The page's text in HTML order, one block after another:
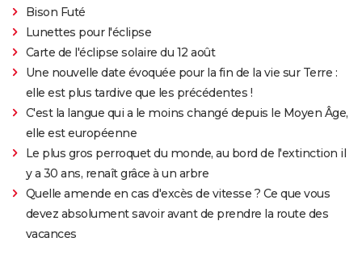
Bison Futé
Lunettes pour l'éclipse
Carte de l'éclipse solaire du 12 août
Une nouvelle date évoquée pour la fin de la vie sur Terre :
elle est plus tardive que les précédentes !
C'est la langue qui a le moins changé depuis le Moyen Âge,
elle est européenne
Le plus gros perroquet du monde, au bord de l'extinction il
y a 30 ans, renaît grâce à un arbre
Quelle amende en cas d'excès de vitesse ? Ce que vous
devez absolument savoir avant de prendre la route des
vacances